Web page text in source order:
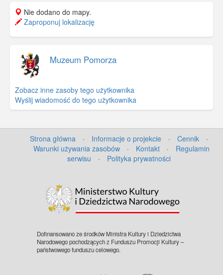
do wpisów dotyczących sprawności
cielesnych.
Nie dodano do mapy.
Zaproponuj lokalizację
Muzeum Pomorza
Zobacz inne zasoby tego użytkownika
Wyślij wiadomość do tego użytkownika
Strona główna · Informacje o projekcie · Cennik
·
Warunki używania zasobów
· Kontakt ·
Regulamin
serwisu
· Polityka prywatności
Dofinansowano ze środków Ministra Kultury i Dziedzictwa
Narodowego pochodzących z Funduszu Promocji Kultury –
państwowego funduszu celowego.